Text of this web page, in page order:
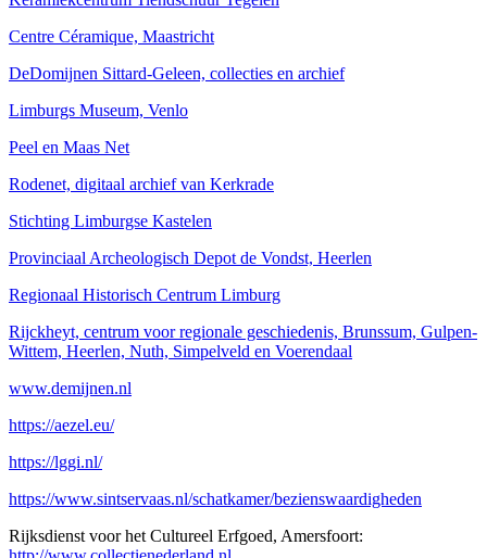
Centre Céramique, Maastricht
DeDomijnen Sittard-Geleen, collecties en archief
Limburgs Museum, Venlo
Peel en Maas Net
Rodenet, digitaal archief van Kerkrade
Stichting Limburgse Kastelen
Provinciaal Archeologisch Depot de Vondst, Heerlen
Regionaal Historisch Centrum Limburg
Rijckheyt, centrum voor regionale geschiedenis, Brunssum, Gulpen-
Wittem, Heerlen, Nuth, Simpelveld en Voerendaal
www.demijnen.nl
https://aezel.eu/
https://lggi.nl/
https://www.sintservaas.nl/schatkamer/bezienswaardigheden
Rijksdienst voor het Cultureel Erfgoed, Amersfoort: